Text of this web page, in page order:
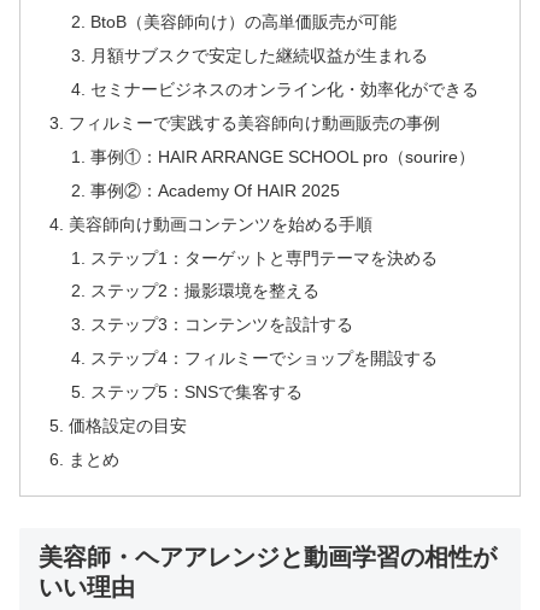
BtoB（美容師向け）の高単価販売が可能
月額サブスクで安定した継続収益が生まれる
セミナービジネスのオンライン化・効率化ができる
フィルミーで実践する美容師向け動画販売の事例
事例①：HAIR ARRANGE SCHOOL pro（sourire）
事例②：Academy Of HAIR 2025
美容師向け動画コンテンツを始める手順
ステップ1：ターゲットと専門テーマを決める
ステップ2：撮影環境を整える
ステップ3：コンテンツを設計する
ステップ4：フィルミーでショップを開設する
ステップ5：SNSで集客する
価格設定の目安
まとめ
美容師・ヘアアレンジと動画学習の相性が
いい理由